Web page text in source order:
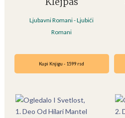
Ljubavni Romani - Ljubići
Romani
Kupi Knjigu - 1599 rsd